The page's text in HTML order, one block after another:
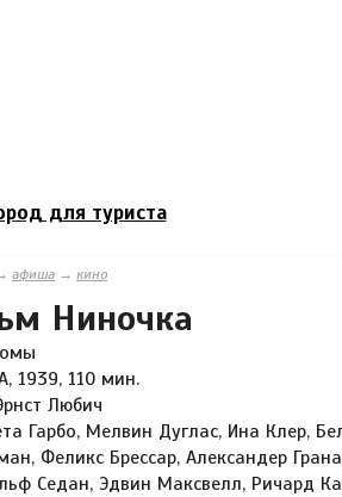
для туриста
афиша → кино
Ниночка
1939, 110 мин.
Любич
Гарбо, Мелвин Дуглас, Ина Клер,
Феликс Брессар, Александер
Седан, Эдвин Максвелл, Ричард